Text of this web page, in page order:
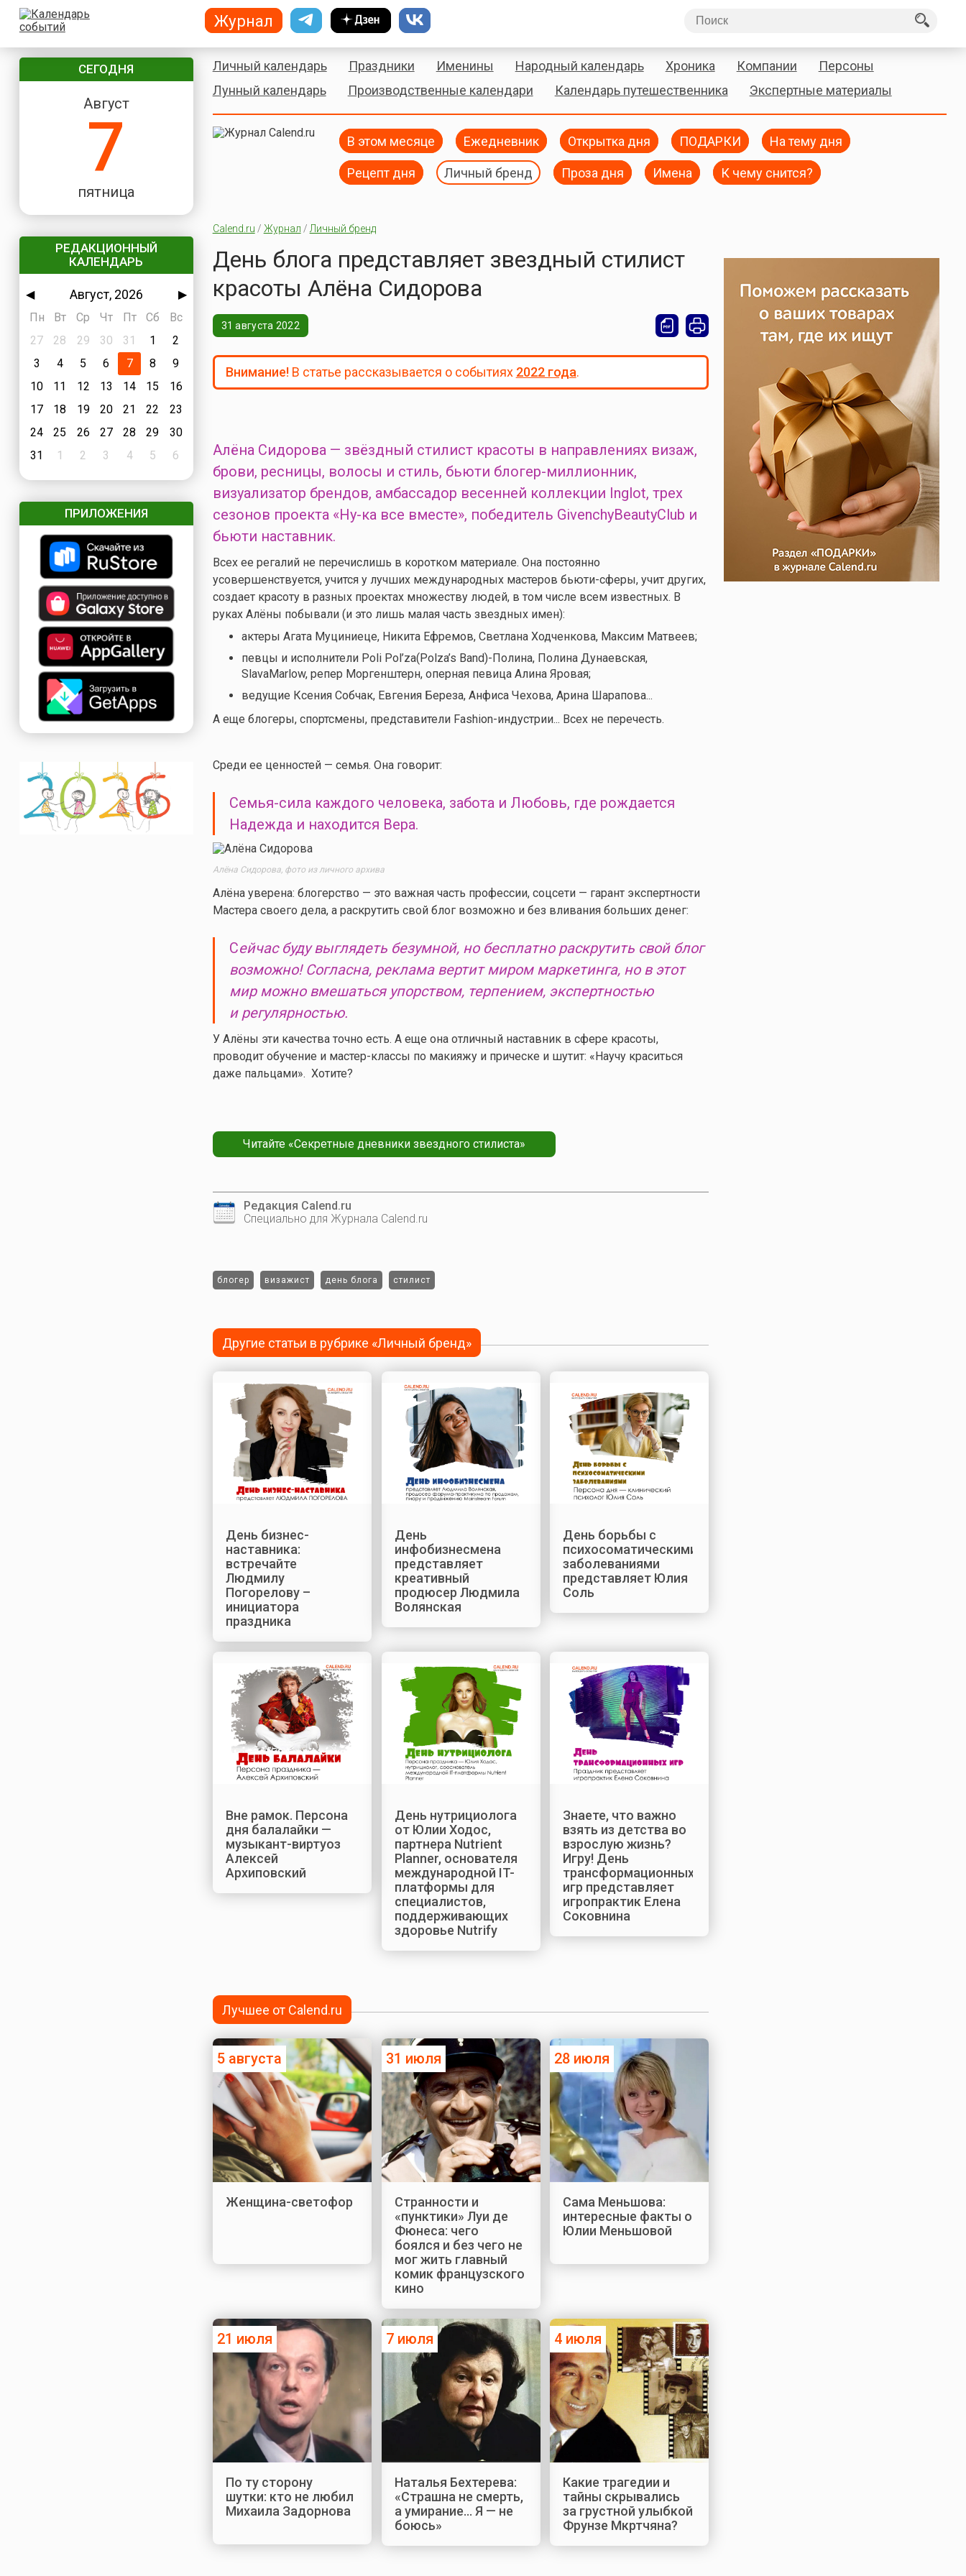
СЕГОДНЯ
Август
7
пятница
РЕДАКЦИОННЫЙ
КАЛЕНДАРЬ
◀ Август, 2026
▶
Пн
Вт Ср Чт Пт Сб
Вс
27
28 29 30 31 1
2
3
4 5 6 7 8
9
10
11 12 13 14 15
16
17
18 19 20 21 22
23
24
25 26 27 28 29
30
31
1 2 3 4 5 6
ПРИЛОЖЕНИЯ
Личный календарь Праздники Именины Народный календарь Хроника Компании
Персоны
Лунный календарь
Производственные календари Календарь путешественника Экспертные материалы
В этом месяце Ежедневник Открытка дня ПОДАРКИ На тему дня
Рецепт дня Личный бренд Проза дня Имена К чему снится?
Calend.ru / Журнал / Личный бренд
День блога представляет звездный стилист
красоты Алёна Сидорова
31 августа 2022
Внимание!В статье рассказывается о событиях 2022 года.
Алёна Сидорова — звёздный стилист красоты в направлениях визаж,
брови, ресницы, волосы и стиль, бьюти блогер-миллионник,
визуализатор брендов, амбассадор весенней коллекции Inglot, трех
сезонов проекта «Ну-ка все вместе», победитель GivenchyBeautyClub и
бьюти наставник.
Всех ее регалий не перечислишь в коротком материале. Она постоянно
усовершенствуется, учится у лучших международных мастеров бьюти-сферы, учит других,
создает красоту в разных проектах множеству людей, в том числе всем известных. В
руках Алёны побывали (и это лишь малая часть звездных имен):
актеры Агата Муциниеце, Никита Ефремов, Светлана Ходченкова, Максим Матвеев;
певцы и исполнители Poli Pol’za(Polza’s Band)-Полина, Полина Дунаевская,
SlavaMarlow, репер Моргенштерн, оперная певица Алина Яровая;
ведущие Ксения Собчак, Евгения Береза, Анфиса Чехова, Арина Шарапова...
А еще блогеры, спортсмены, представители Fashion-индустрии... Всех не перечесть.
Среди ее ценностей — семья. Она говорит:
Семья-сила каждого человека, забота и Любовь, где рождается
Надежда и находится Вера.
Алёна Сидорова, фото из личного архива
Алёна уверена: блогерство — это важная часть профессии, соцсети — гарант экспертности
Мастера своего дела, а раскрутить свой блог возможно и без вливания больших денег:
Сейчас буду выглядеть безумной, но бесплатно раскрутить свой блог
возможно! Согласна, реклама вертит миром маркетинга, но в этот
мир можно вмешаться упорством, терпением, экспертностью
и регулярностью.
У Алёны эти качества точно есть. А еще она отличный наставник в сфере красоты,
проводит обучение и мастер-классы по макияжу и прическе и шутит: «Научу краситься
даже пальцами». Хотите?
Читайте «Секретные дневники звездного стилиста»
Редакция Calend.ru
Специально для Журнала Calend.ru
блогер визажист день блога стилист
Другие статьи в рубрике «Личный бренд»
День бизнес-
наставника:
встречайте
Людмилу
Погорелову –
инициатора
праздника
День
инфобизнесмена
представляет
креативный
продюсер Людмила
Волянская
День борьбы с
психосоматическими
заболеваниями
представляет Юлия
Соль
Вне рамок. Персона
дня балалайки —
музыкант-виртуоз
Алексей
Архиповский
День нутрициолога
от Юлии Ходос,
партнера Nutrient
Planner, основателя
международной IT-
платформы для
специалистов,
поддерживающих
здоровье Nutrify
Знаете, что важно
взять из детства во
взрослую жизнь?
Игру! День
трансформационных
игр представляет
игропрактик Елена
Соковнина
Лучшее от Calend.ru
5 августа
Женщина-светофор
31 июля
Странности и
«пунктики» Луи де
Фюнеса: чего
боялся и без чего не
мог жить главный
комик французского
кино
28 июля
Сама Меньшова:
интересные факты о
Юлии Меньшовой
21 июля
По ту сторону
шутки: кто не любил
Михаила Задорнова
7 июля
Наталья Бехтерева:
«Страшна не смерть,
а умирание... Я — не
боюсь»
4 июля
Какие трагедии и
тайны скрывались
за грустной улыбкой
Фрунзе Мкртчяна?
Журнал